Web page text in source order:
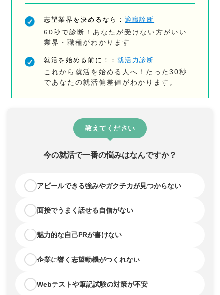
志望業界を決めるなら：適職診断
60秒で診断！あなたが受けない方がいい
業界・職種がわかります
就活を始める前に！：就活力診断
これから就活を始める人へ！たった30秒
であなたの就活偏差値がわかります。